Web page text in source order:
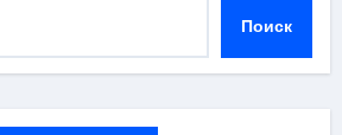
Поиск